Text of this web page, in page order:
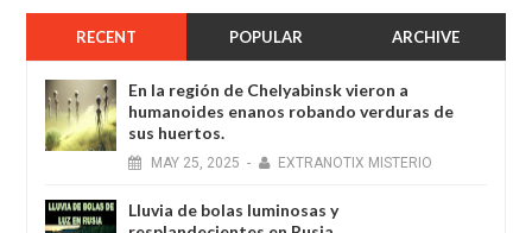
RECENT POPULAR ARCHIVE
En la región de Chelyabinsk vieron a
humanoides enanos robando verduras de
sus huertos.
MAY 25, 2025 - EXTRANOTIX MISTERIO
Lluvia de bolas luminosas y